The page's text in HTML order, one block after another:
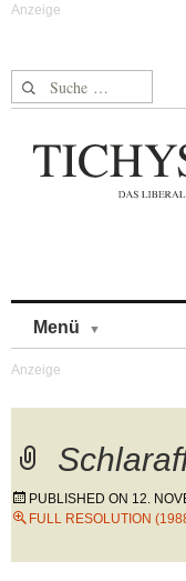
Suche nach:
Menü
PUBLISHED ON 12.
FULL RESOLUTION